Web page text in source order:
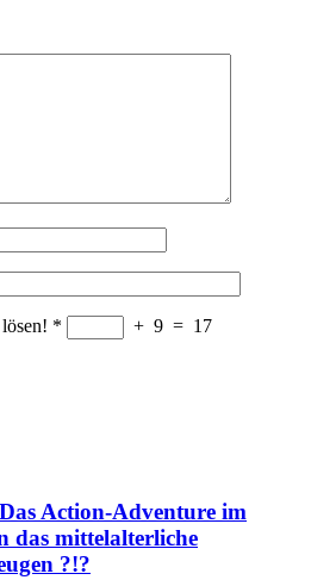
* + 9 = 17
Action-Adventure im
das mittelalterliche
?!?